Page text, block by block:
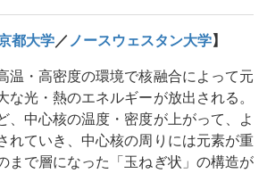
都大学／ノースウェスタン大学】
温・高密度の環境で核融合によって元
光・熱のエネルギーが放出される。
、中心核の温度・密度が上がって、よ
れていき、中心核の周りには元素が重
まで層になった「玉ねぎ状」の構造が